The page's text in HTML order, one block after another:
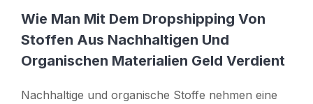
Wie Man Mit Dem Dropshipping Von
Stoffen Aus Nachhaltigen Und
Organischen Materialien Geld Verdient
Nachhaltige und organische Stoffe nehmen eine